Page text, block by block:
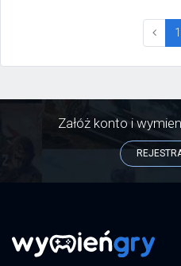
1
Załóż konto i